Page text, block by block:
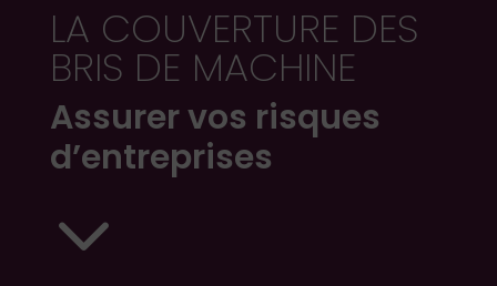
LA COUVERTURE DES
BRIS DE MACHINE
Assurer vos risques
d’entreprises
3